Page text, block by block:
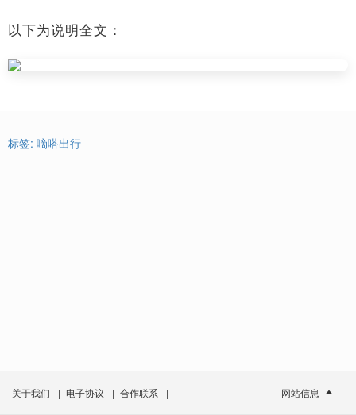
以下为说明全文：
标签: 嘀嗒出行
关于我们 | 电子协议 | 合作联系 | 网站信息